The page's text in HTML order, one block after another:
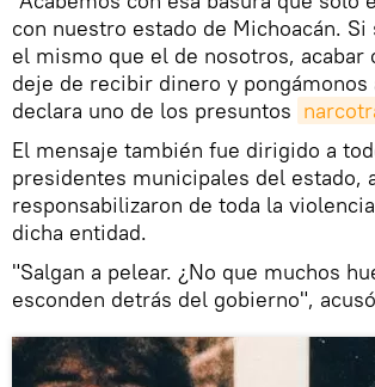
con nuestro estado de Michoacán.
el mismo que el de nosotros, acabar
deje de recibir dinero y pongámonos
declara uno de los presuntos
El mensaje también fue dirigido a
presidentes municipales del estado,
responsabilizaron de toda la
dicha entidad.
"Salgan a pelear. ¿No que muchos
esconden detrás del gobierno",